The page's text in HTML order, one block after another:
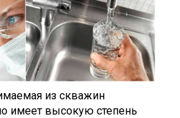
из скважин
имеет высокую степень